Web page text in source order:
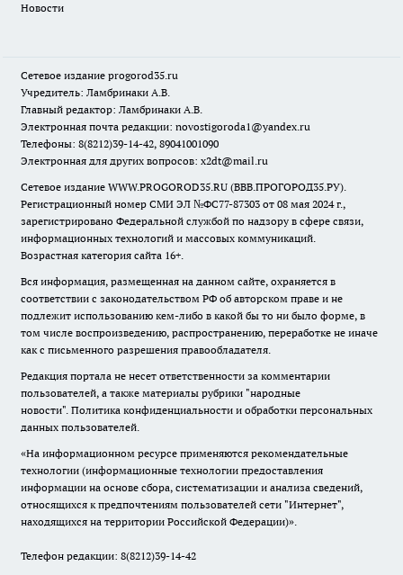
Новости
Сетевое издание progorod35.ru
Учредитель: Ламбринаки А.В.
Главный редактор: Ламбринаки А.В.
Электронная почта редакции: novostigoroda1@yandex.ru
Телефоны: 8(8212)39-14-42, 89041001090
Электронная для других вопросов: x2dt@mail.ru
Сетевое издание WWW.PROGOROD35.RU (ВВВ.ПРОГОРОД35.РУ).
Регистрационный номер СМИ ЭЛ №ФС77-87303 от 08 мая 2024 г.,
зарегистрировано Федеральной службой по надзору в сфере связи,
информационных технологий и массовых коммуникаций.
Возрастная категория сайта 16+.
Вся информация, размещенная на данном сайте, охраняется в
соответствии с законодательством РФ об авторском праве и не
подлежит использованию кем-либо в какой бы то ни было форме, в
том числе воспроизведению, распространению, переработке не иначе
как с письменного разрешения правообладателя.
Редакция портала не несет ответственности за комментарии
пользователей, а также материалы рубрики "народные
новости". Политика конфиденциальности и обработки персональных
данных пользователей.
«На информационном ресурсе применяются рекомендательные
технологии (информационные технологии предоставления
информации на основе сбора, систематизации и анализа сведений,
относящихся к предпочтениям пользователей сети "Интернет",
находящихся на территории Российской Федерации)».
Телефон редакции: 8(8212)39-14-42